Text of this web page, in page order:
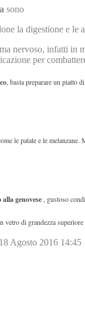
sono
la digestione e le
nervoso, infatti in
per
, basta preparare un piatto
le patate e le
alla genovese , gustoso
di grandezza
Agosto 2016 14:45